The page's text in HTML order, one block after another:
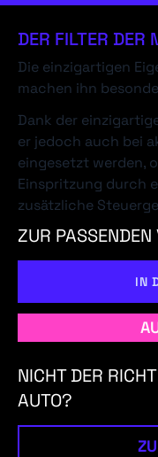
DER FILTER DER
Die einzigartigen
machen ihn
Dank der
er jedoch auch bei
eingesetzt werden,
Einspritzung durch
zusätzliche
ZUR
IN
NICHT DER
AUTO?